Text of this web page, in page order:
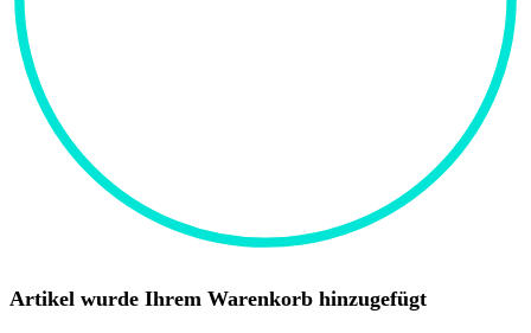
Artikel wurde Ihrem Warenkorb hinzugefügt